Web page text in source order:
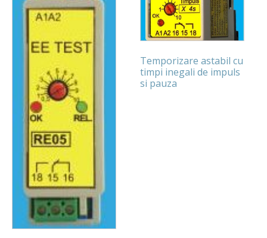
Temporizare astabil cu
timpi inegali de impuls
si pauza